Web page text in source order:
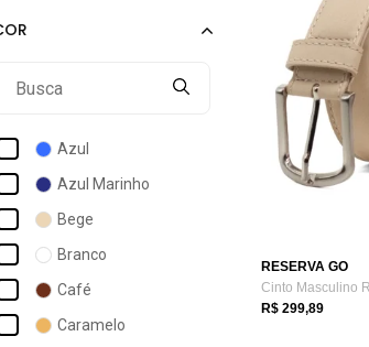
Ipê Mulato
Azul
Azul Marinho
Bege
Branco
Café
Caramelo
RESERVA GO
R$ 299,89